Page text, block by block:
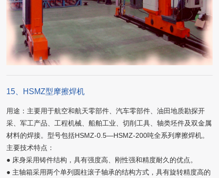
15、HSMZ型摩擦焊机
用途：主要用于航空和航天零部件、汽车零部件、油田地质勘探开
采、军工产品、工程机械、船舶工业、切削工具、轴类坯件及双金属
材料的焊接。型号包括HSMZ-0.5—HSMZ-200吨全系列摩擦焊机。
主要技术特点：
● 床身采用铸件结构，具有强度高、刚性强和精度耐久的优点。
● 主轴箱采用两个单列圆柱滚子轴承的结构方式，具有旋转精度高的